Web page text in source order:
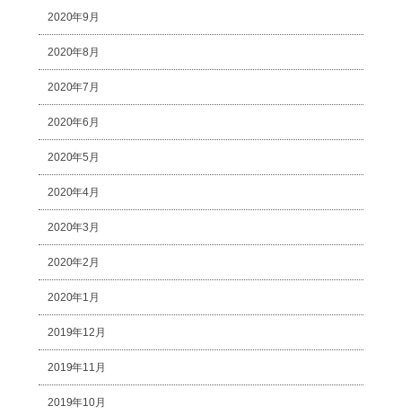
2020年9月
2020年8月
2020年7月
2020年6月
2020年5月
2020年4月
2020年3月
2020年2月
2020年1月
2019年12月
2019年11月
2019年10月